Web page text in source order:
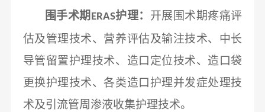
围手术期 ERAS护理： 开展围术期疼痛评
估及管理技术、营养评估及输注技术、中长
导管留置护理技术、造口定位技术、造口袋
更换护理技术、各类造口护理并发症处理技
术及引流管周渗液收集护理技术。